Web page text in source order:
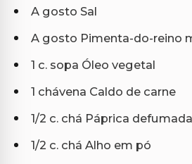
A gosto Sal
A gosto Pimenta-do-reino
1 c. sopa Óleo vegetal
1 chávena Caldo de carne
1/2 c. chá Páprica defumada
1/2 c. chá Alho em pó